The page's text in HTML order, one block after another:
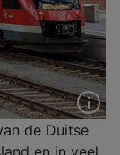
de Duitse
en in veel